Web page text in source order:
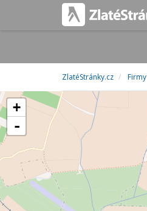
ZlatéStránky.cz Firmy
+
-